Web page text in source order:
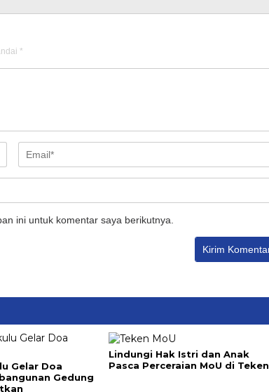
*
ini untuk komentar saya berikutnya.
Gelar Doa
Gedung
Lindungi Hak Istri dan Anak
Pasca Perceraian MoU di Teken